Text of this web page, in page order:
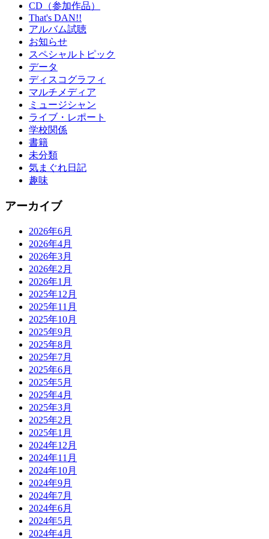
CD（参加作品）
That's DAN!!
アルバム試聴
お知らせ
スペシャルトピック
データ
ディスコグラフィ
マルチメディア
ミュージシャン
ライブ・レポート
学校関係
書籍
未分類
気まぐれ日記
趣味
アーカイブ
2026年6月
2026年4月
2026年3月
2026年2月
2026年1月
2025年12月
2025年11月
2025年10月
2025年9月
2025年8月
2025年7月
2025年6月
2025年5月
2025年4月
2025年3月
2025年2月
2025年1月
2024年12月
2024年11月
2024年10月
2024年9月
2024年7月
2024年6月
2024年5月
2024年4月